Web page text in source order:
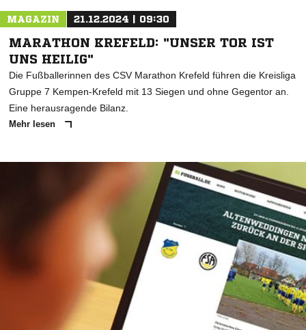
MAGAZIN 21.12.2024 | 09:30
MARATHON KREFELD: "UNSER TOR IST
UNS HEILIG"
Die Fußballerinnen des CSV Marathon Krefeld führen die Kreisliga
Gruppe 7 Kempen-Krefeld mit 13 Siegen und ohne Gegentor an.
Eine herausragende Bilanz.
Mehr lesen